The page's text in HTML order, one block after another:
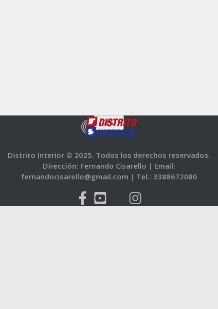
Distrito Interior © 2025. Todos los derechos reservados.
Dirección: Fernando Cisarello | Email:
fernandocisarello@gmail.com | Tel.: 3388672080